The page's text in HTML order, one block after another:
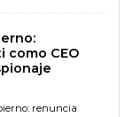
como CEO
renuncia